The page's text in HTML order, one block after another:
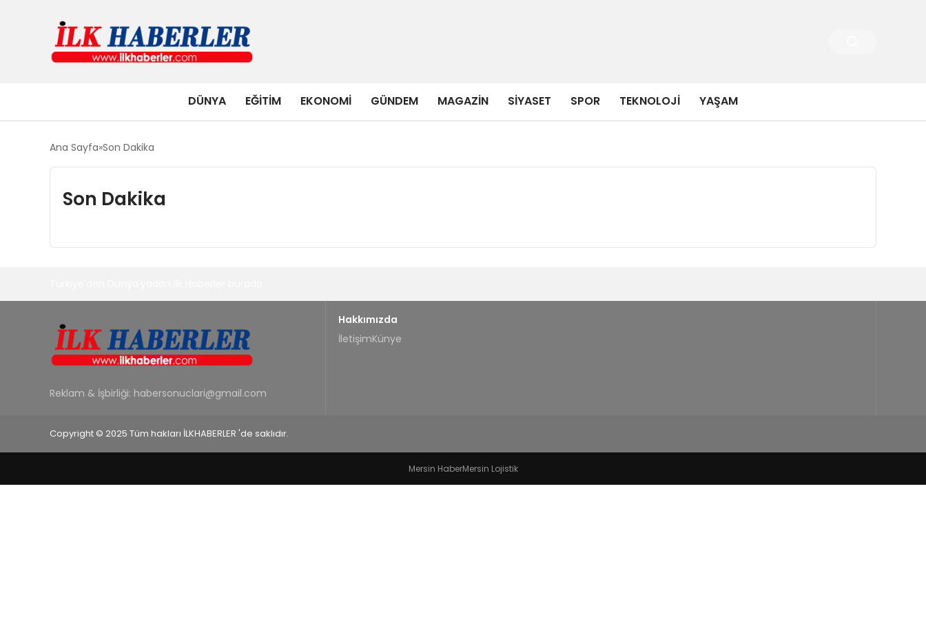
DÜNYA EĞITIM EKONOMI GÜNDEM MAGAZIN SIYASET SPOR TEKNOLOJI YAŞAM
Ana Sayfa Son Dakika
Son Dakika
Reklam & İşbirliği: habersonuclari@gmail.com
Hakkımızda
İletişimKünye
Copyright © 2025 Tüm hakları İLKHABERLER 'de saklıdır.
Mersin HaberMersin Lojistik